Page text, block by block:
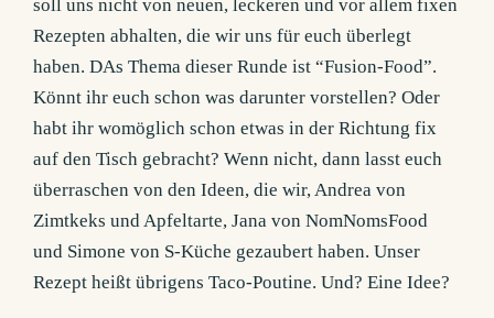
soll uns nicht von neuen, leckeren und vor allem fixen
Rezepten abhalten, die wir uns für euch überlegt
haben. DAs Thema dieser Runde ist “Fusion-Food”.
Könnt ihr euch schon was darunter vorstellen? Oder
habt ihr womöglich schon etwas in der Richtung fix
auf den Tisch gebracht? Wenn nicht, dann lasst euch
überraschen von den Ideen, die wir, Andrea von
Zimtkeks und Apfeltarte, Jana von NomNomsFood
und Simone von S-Küche gezaubert haben. Unser
Rezept heißt übrigens Taco-Poutine. Und? Eine Idee?